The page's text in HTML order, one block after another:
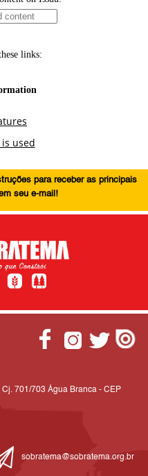
para receber as principais
seu e-mail!
701/703 Água Branca - CEP
sobratema@sobratema.org.br